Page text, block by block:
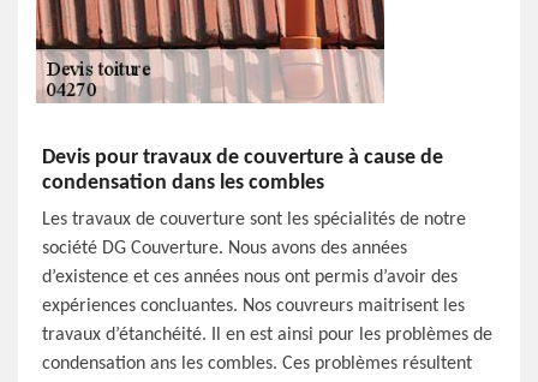
Devis pour travaux de couverture à cause de
condensation dans les combles
Les travaux de couverture sont les spécialités de notre
société DG Couverture. Nous avons des années
d’existence et ces années nous ont permis d’avoir des
expériences concluantes. Nos couvreurs maitrisent les
travaux d’étanchéité. Il en est ainsi pour les problèmes de
condensation ans les combles. Ces problèmes résultent